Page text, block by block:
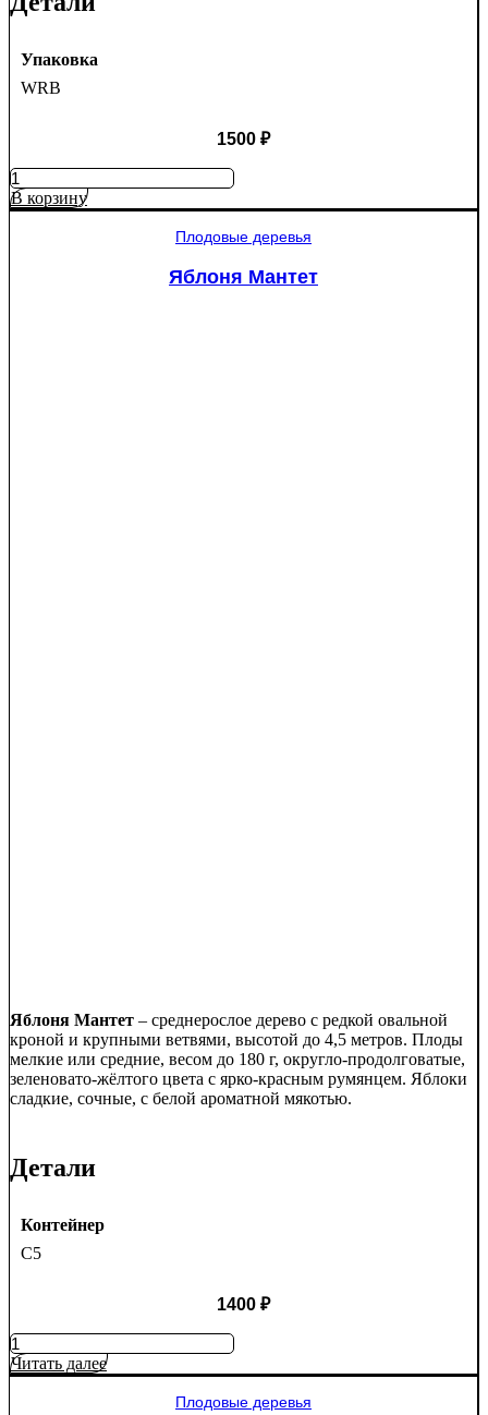
Упаковка
WRB
1500 ₽
Количество
товара
Ель
В корзину
Плодовые деревья
Яблоня Мантет
Яблоня Мантет – среднерослое дерево с редкой овальной
кроной и крупными ветвями, высотой до 4,5 метров. Плоды
мелкие или средние, весом до 180 г, округло-продолговатые,
зеленовато-жёлтого цвета с ярко-красным румянцем. Яблоки
сладкие, сочные, с белой ароматной мякотью.
Детали
Контейнер
C5
1400 ₽
Количество
товара
Яблоня
Читать далее
Плодовые деревья